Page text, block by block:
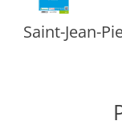
Saint-Jean-